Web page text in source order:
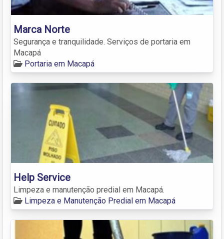
Marca Norte
Segurança e tranquilidade. Serviços de portaria em
Macapá
Portaria em Macapá
Help Service
Limpeza e manutenção predial em Macapá.
Limpeza e Manutenção Predial em Macapá